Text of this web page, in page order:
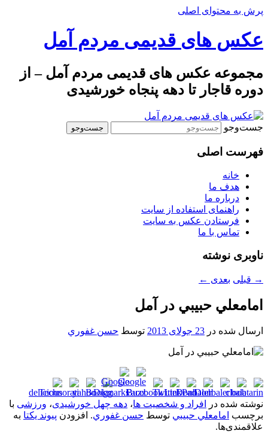
پرش به محتوای اصلی
عکس های قدیمی مردم آمل
مجموعه عکس های قدیمی مردم آمل – از
دوره قاجار تا دهه پنجاه خورشیدی
جست‌وجو
فهرست اصلی
خانه
هدف ما
درباره ما
راهنمای استفاده از سایت
فرستادن عکس به سایت
تماس با ما
ناوبری نوشته
→ قبلی بعدی ←
امامعلي حبيبي در آمل
ارسال شده در 23 جولای 2013 توسط حسن غفوري
نوشته شده در افراد و شخصیت ها، دهه چهل خورشیدی، ورزشی با
برچسب امامعلي حبيبي توسط حسن غفوري. افزودن پیوند یکتا به
علاقمندی‌ها.